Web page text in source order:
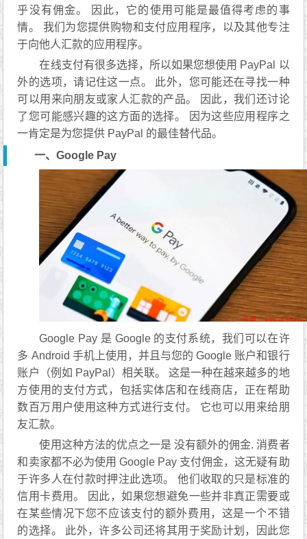
乎没有佣金。 因此，它的使用可能是最值得考虑的事
情。 我们为您提供购物和支付应用程序，以及其他专注
于向他人汇款的应用程序。
在线支付有很多选择，所以如果您想使用 PayPal 以
外的选项，请记住这一点。 此外，您可能还在寻找一种
可以用来向朋友或家人汇款的产品。 因此，我们还讨论
了您可能感兴趣的这方面的选择。 因为这些应用程序之
一肯定是为您提供 PayPal 的最佳替代品。
一、Google Pay
Google Pay 是 Google 的支付系统，我们可以在许
多 Android 手机上使用，并且与您的 Google 账户和银行
账户（例如 PayPal）相关联。 这是一种在越来越多的地
方使用的支付方式，包括实体店和在线商店，正在帮助
数百万用户使用这种方式进行支付。 它也可以用来给朋
友汇款。
使用这种方法的优点之一是 没有额外的佣金. 消费者
和卖家都不必为使用 Google Pay 支付佣金，这无疑有助
于许多人在付款时押注此选项。 他们收取的只是标准的
信用卡费用。 因此，如果您想避免一些并非真正需要或
在某些情况下您不应该支付的额外费用，这是一个不错
的选择。 此外，许多公司还将其用于奖励计划，因此您